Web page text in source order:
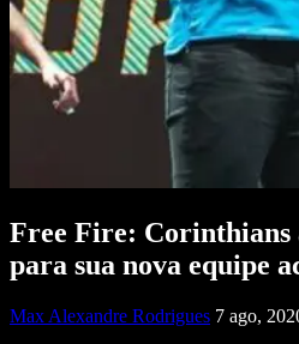
Free Fire: Corinthians
para sua nova equipe
Max Alexandre Rodrigues 7 ago,